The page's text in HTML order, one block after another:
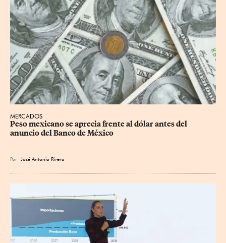
MERCADOS
Peso mexicano se aprecia frente al dólar antes del
anuncio del Banco de México
Por José Antonio Rivera